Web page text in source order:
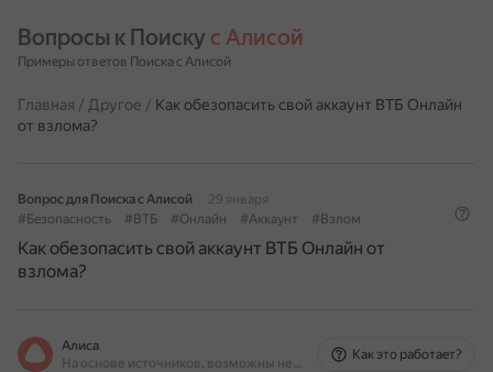
Вопросы к Поиску с Алисой
Примеры ответов Поиска с Алисой
Главная / Другое / Как обезопасить свой аккаунт ВТБ Онлайн
от взлома?
Вопрос для Поиска с Алисой
29 января
#Безопасность
#ВТБ #Онлайн #Аккаунт #Взлом
Как обезопасить свой аккаунт ВТБ Онлайн от
взлома?
Алиса
На основе источников, возможны неточности
Как это работает?